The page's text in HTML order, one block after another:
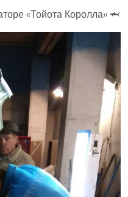
«Тойота Королла» 🦈